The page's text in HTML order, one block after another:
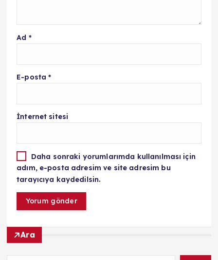
Ad *
E-posta*
İnternet sitesi
Daha sonraki yorumlarımda kullanılması için
adım, e-posta adresim ve site adresim bu
tarayıcıya kaydedilsin.
Ara